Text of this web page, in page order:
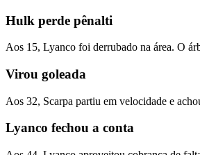
Hulk perde pênalti
Aos 15, Lyanco foi derrubado na área. O
Virou goleada
Aos 32, Scarpa partiu em velocidade e
Lyanco fechou a conta